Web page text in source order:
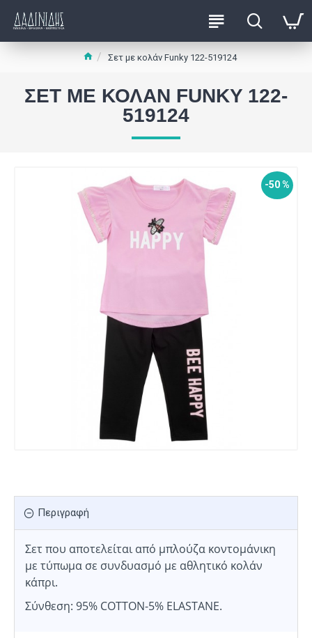
Σετ με κολάν Funky 122-519124
ΣΕΤ ΜΕ ΚΟΛΆΝ FUNKY 122-
519124
-50 %
Περιγραφή
Σετ που αποτελείται από μπλούζα κοντομάνικη
με τύπωμα σε συνδυασμό με αθλητικό κολάν
κάπρι.
Σύνθεση: 95% COTTON-5% ELASTANE.